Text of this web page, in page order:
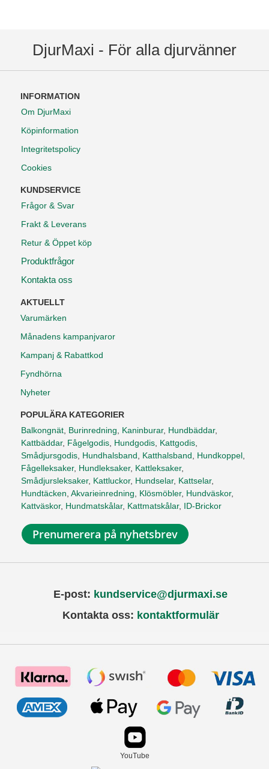
DjurMaxi - För alla djurvänner
INFORMATION
Om DjurMaxi
Köpinformation
Integritetspolicy
Cookies
KUNDSERVICE
Frågor & Svar
Frakt & Leverans
Retur & Öppet köp
Produktfrågor
Kontakta oss
AKTUELLT
Varumärken
Månadens kampanjvaror
Kampanj & Rabattkod
Fyndhörna
Nyheter
POPULÄRA KATEGORIER
Balkongnät Burinredning Kaninburar, Hundbäddar,
Kattbäddar, Fågelgodis Hundgodis Kattgodis
Smådjursgodis Hundhalsband Katthalsband Hundkoppel
Fågelleksaker, Hundleksaker, Kattleksaker,
Smådjursleksaker, Kattluckor, Hundselar, Kattselar,
Hundtäcken Akvarieinredning Klösmöbler, Hundväskor,
Kattväskor, Hundmatskålar, Kattmatskålar, ID-Brickor
Prenumerera på nyhetsbrev
E-post: kundservice@djurmaxi.se
Kontakta oss: kontaktformulär
YouTube